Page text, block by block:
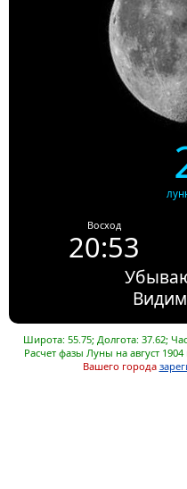
Восход
20:53
Широта: 55.75; Долгота: 37.62;
Расчет фазы Луны на август 1904
Вашего города